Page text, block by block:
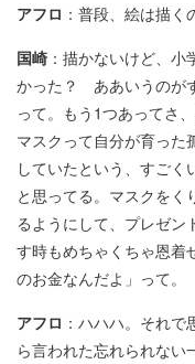
アフロ ：普段、絵は描く
国崎 ：描かないけど、
かった？ ああいうのが
って。もう1つあってさ
マスクって自分が育った
していたという、すごく
と思ってる。マスクをく
るようにして、プレゼン
す時もめちゃくちゃ恩着
のお金なんだよ」って。
アフロ ：ハハハ。それ
ら言われた忘れられない